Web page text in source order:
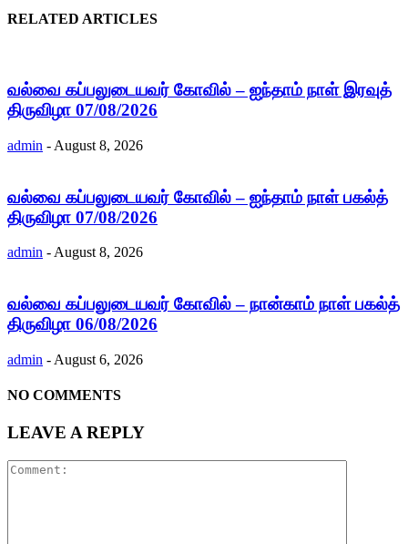
RELATED ARTICLES
வல்வை கப்பலுடையவர் கோவில் – ஐந்தாம் நாள் இரவுத்
திருவிழா 07/08/2026
admin - August 8, 2026
வல்வை கப்பலுடையவர் கோவில் – ஐந்தாம் நாள் பகல்த்
திருவிழா 07/08/2026
admin - August 8, 2026
வல்வை கப்பலுடையவர் கோவில் – நான்காம் நாள் பகல்த்
திருவிழா 06/08/2026
admin - August 6, 2026
NO COMMENTS
LEAVE A REPLY